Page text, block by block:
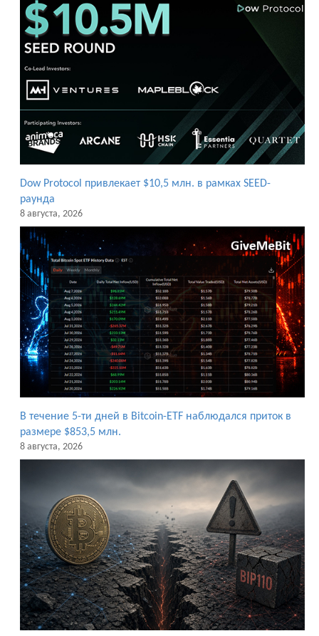
Dow Protocol привлекает $10,5 млн. в рамках SEED-
раунда
8 августа, 2026
В течение 5-ти дней в Bitcoin-ETF наблюдался приток в
размере $853,5 млн.
8 августа, 2026